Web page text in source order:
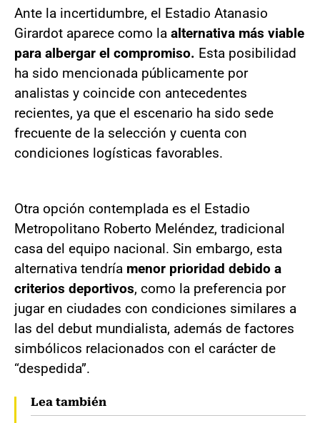
Ante la incertidumbre, el Estadio Atanasio
Girardot aparece como la alternativa más viable
para albergar el compromiso. Esta posibilidad
ha sido mencionada públicamente por
analistas y coincide con antecedentes
recientes, ya que el escenario ha sido sede
frecuente de la selección y cuenta con
condiciones logísticas favorables.
Otra opción contemplada es el Estadio
Metropolitano Roberto Meléndez, tradicional
casa del equipo nacional. Sin embargo, esta
alternativa tendría menor prioridad debido a
criterios deportivos, como la preferencia por
jugar en ciudades con condiciones similares a
las del debut mundialista, además de factores
simbólicos relacionados con el carácter de
“despedida”.
Lea también